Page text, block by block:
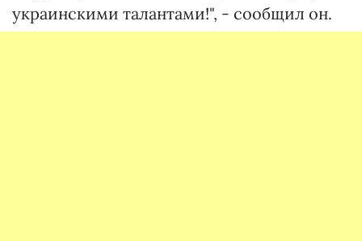
украинскими талантами!", - сообщил он.